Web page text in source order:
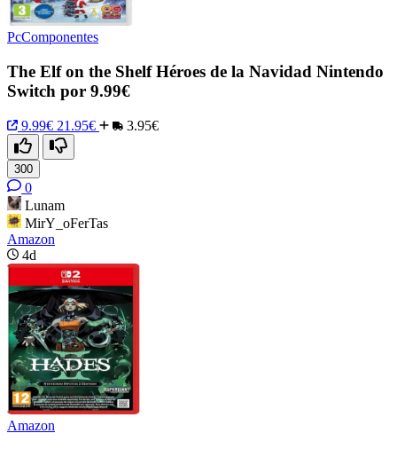
PcComponentes
The Elf on the Shelf Héroes de la Navidad Nintendo
Switch por 9.99€
9.99€ 21.95€ 3.95€
300
0
Lunam
MirY_oFerTas
Amazon
4d
Amazon